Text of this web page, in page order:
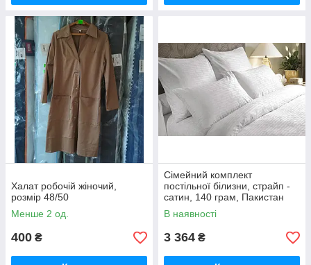
Халат робочій жіночий,
розмір 48/50
Менше 2 од.
400 ₴
Сімейний комплект
постільної білизни, страйп -
сатин, 140 грам, Пакистан
В наявності
3 364 ₴